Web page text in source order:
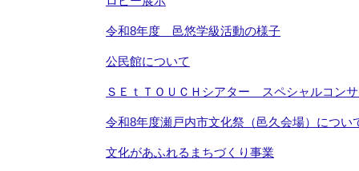
令和8年度 邑悠学級活動の様子
公民館について
ＳＥｔＴＯＵＣＨシアター スペシャルコン
令和8年度瀬戸内市文化祭（邑久会場）につい
文化があふれるまちづくり事業